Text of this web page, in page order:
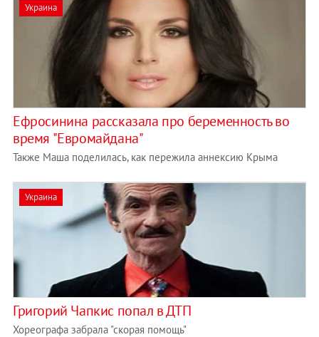
Украина
Ефросинина рассказала про беременность во
время "Евромайдана"
Также Маша поделилась, как пережила аннексию Крыма
Украина
Григорий Чапкис попал в ДТП
Хореографа забрала "скорая помощь"